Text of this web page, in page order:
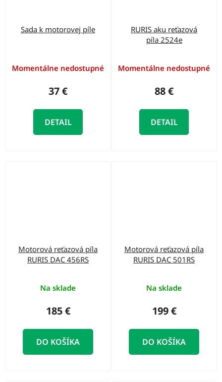
Sada k motorovej píle
Momentálne nedostupné
37 €
DETAIL
RURIS aku reťazová
píla 2524e
Momentálne nedostupné
88 €
DETAIL
Motorová reťazová píla
RURIS DAC 456RS
Na sklade
185 €
DO KOŠÍKA
Motorová reťazová píla
RURIS DAC 501RS
Na sklade
199 €
DO KOŠÍKA